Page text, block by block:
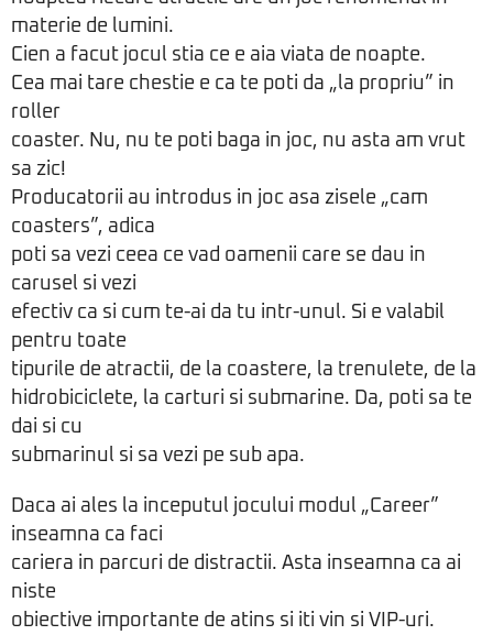
materie de lumini.
Cien a facut jocul stia ce e aia viata de noapte.
Cea mai tare chestie e ca te poti da „la propriu” in
roller
coaster. Nu, nu te poti baga in joc, nu asta am vrut
sa zic!
Producatorii au introdus in joc asa zisele „cam
coasters”, adica
poti sa vezi ceea ce vad oamenii care se dau in
carusel si vezi
efectiv ca si cum te-ai da tu intr-unul. Si e valabil
pentru toate
tipurile de atractii, de la coastere, la trenulete, de la
hidrobiciclete, la carturi si submarine. Da, poti sa te
dai si cu
submarinul si sa vezi pe sub apa.
Daca ai ales la inceputul jocului modul „Career”
inseamna ca faci
cariera in parcuri de distractii. Asta inseamna ca ai
niste
obiective importante de atins si iti vin si VIP-uri.